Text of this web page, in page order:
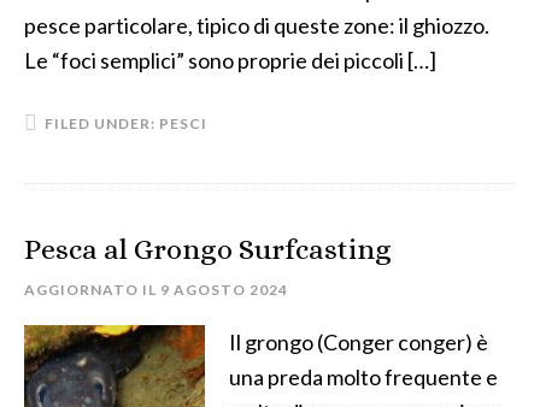
pesce particolare, tipico di queste zone: il ghiozzo.
Le “foci semplici” sono proprie dei piccoli […]
FILED UNDER: PESCI
Pesca al Grongo Surfcasting
AGGIORNATO IL 9 AGOSTO 2024
Il grongo (Conger conger) è
una preda molto frequente e